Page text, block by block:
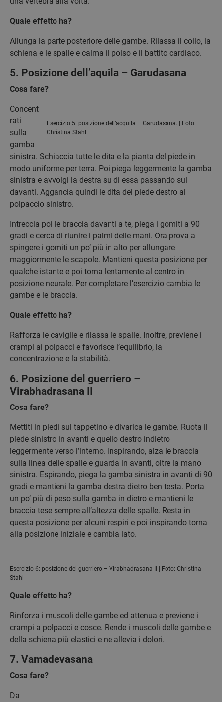
Quale effetto ha?
Allunga la parte posteriore delle gambe. Rilassa il collo, la
schiena e le spalle e calma il polso e il battito cardiaco.
5. Posizione dell’aquila – Garudasana
Cosa fare?
Esercizio 5: posizione dell’acquila – Garudasana. | Foto:
Christina Stahl
Concent
rati
sulla
gamba
sinistra. Schiaccia tutte le dita e la pianta del piede in
modo uniforme per terra. Poi piega leggermente la gamba
sinistra e avvolgi la destra su di essa passando sul
davanti. Aggancia quindi le dita del piede destro al
polpaccio sinistro.
Intreccia poi le braccia davanti a te, piega i gomiti a 90
gradi e cerca di riunire i palmi delle mani. Ora prova a
spingere i gomiti un po’ più in alto per allungare
maggiormente le scapole. Mantieni questa posizione per
qualche istante e poi torna lentamente al centro in
posizione neurale. Per completare l’esercizio cambia le
gambe e le braccia.
Quale effetto ha?
Rafforza le caviglie e rilassa le spalle. Inoltre, previene i
crampi ai polpacci e favorisce l’equilibrio, la
concentrazione e la stabilità.
6. Posizione del guerriero –
Virabhadrasana II
Cosa fare?
Mettiti in piedi sul tappetino e divarica le gambe. Ruota il
piede sinistro in avanti e quello destro indietro
leggermente verso l’interno. Inspirando, alza le braccia
sulla linea delle spalle e guarda in avanti, oltre la mano
sinistra. Espirando, piega la gamba sinistra in avanti di 90
gradi e mantieni la gamba destra dietro ben testa. Porta
un po’ più di peso sulla gamba in dietro e mantieni le
braccia tese sempre all’altezza delle spalle. Resta in
questa posizione per alcuni respiri e poi inspirando torna
alla posizione iniziale e cambia lato.
Esercizio 6: posizione del guerriero – Virabhadrasana II | Foto: Christina
Stahl
Quale effetto ha?
Rinforza i muscoli delle gambe ed attenua e previene i
crampi a polpacci e cosce. Rende i muscoli delle gambe e
della schiena più elastici e ne allevia i dolori.
7. Vamadevasana
Cosa fare?
Da